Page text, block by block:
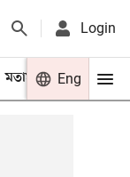
Login
মতামত খেলা
Eng